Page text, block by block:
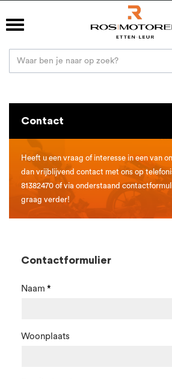
Contact
Heeft u een vraag of interesse in een van
dan vrijblijvend contact met ons op
81382470 of via onderstaand
graag verder!
Contactformulier
Naam
Woonplaats